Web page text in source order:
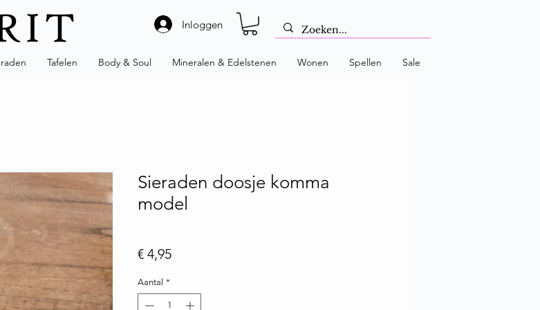
Inloggen
Tafelen Body & Soul Mineralen & Edelstenen Wonen Spellen Sale
Sieraden doosje komma
model
€ 4,95Prijs
Aantal *